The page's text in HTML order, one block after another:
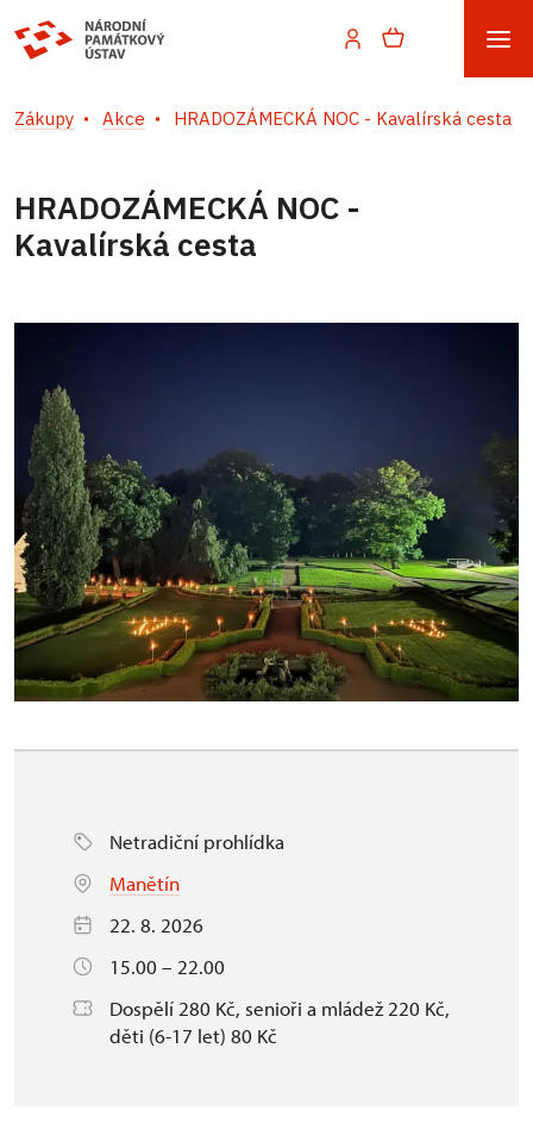
Zákupy Akce HRADOZÁMECKÁ NOC - Kavalírská cesta
HRADOZÁMECKÁ NOC -
Kavalírská cesta
Netradiční prohlídka
Manětín
22. 8. 2026
15.00 – 22.00
Dospělí 280 Kč, senioři a mládež 220 Kč,
děti (6-17 let) 80 Kč